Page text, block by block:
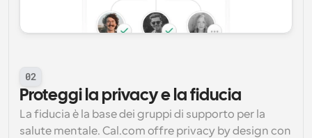
02
Proteggi la privacy e la fiducia
La fiducia è la base dei gruppi di supporto per la
salute mentale. Cal.com offre privacy by design con